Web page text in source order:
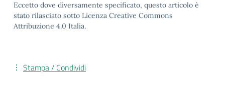
Eccetto dove diversamente specificato, questo articolo è
stato rilasciato sotto Licenza Creative Commons
Attribuzione 4.0 Italia.
Stampa / Condividi